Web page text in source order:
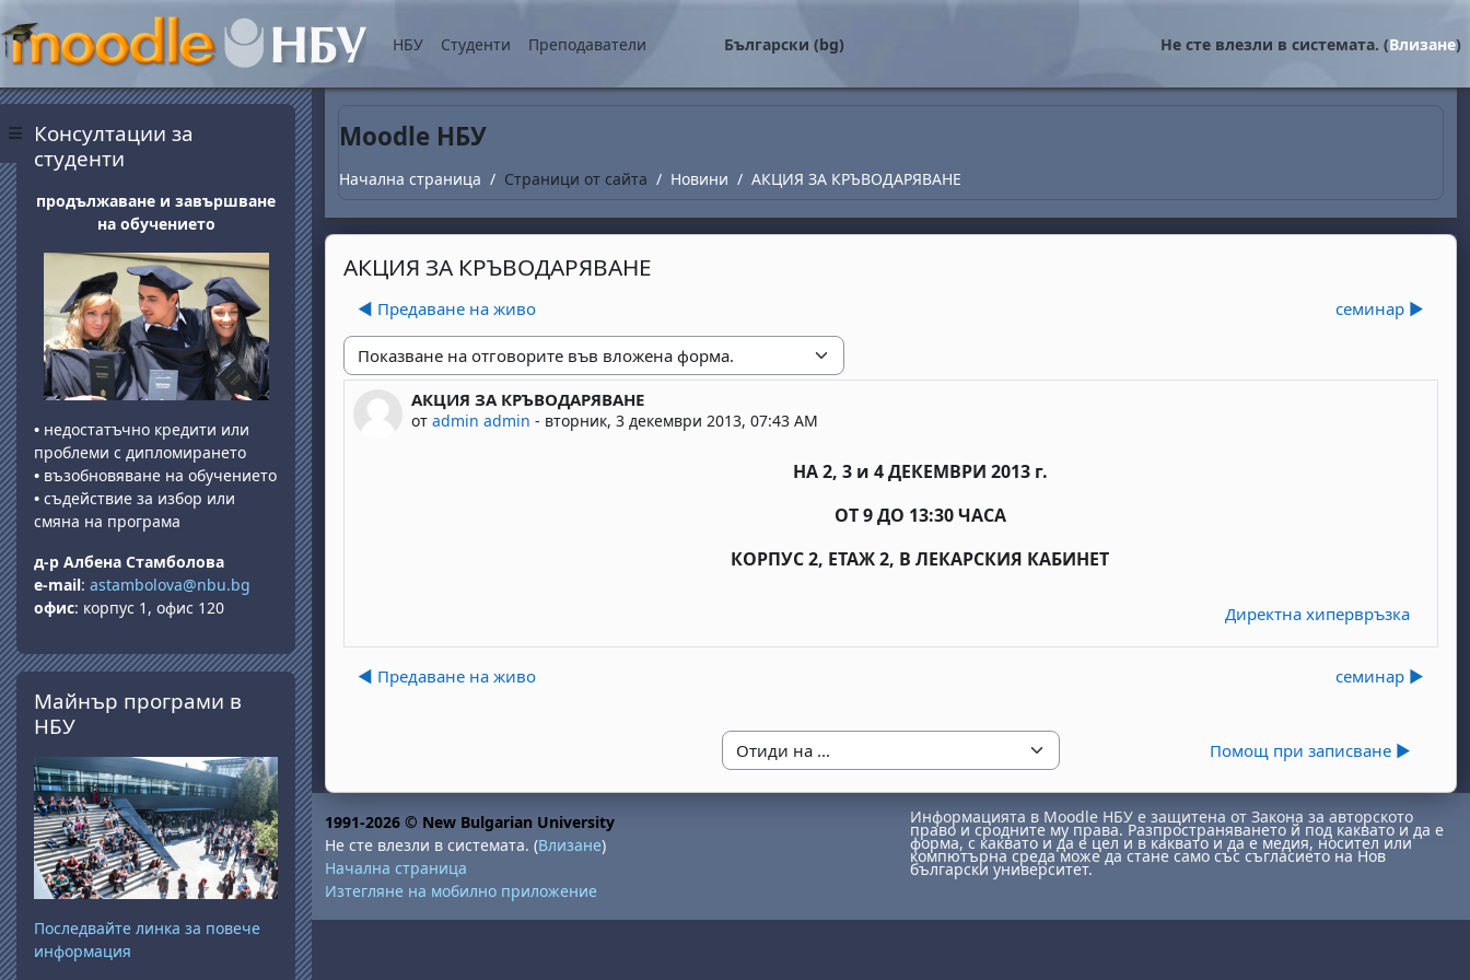
Прескочи на основното съдържание
Страничен панел
НБУ Студенти Преподаватели Български ‎(bg)‎ Не сте влезли в системата. (Влизане)
Moodle НБУ
Начална страница Страници от сайта Новини АКЦИЯ ЗА КРЪВОДАРЯВАНЕ
АКЦИЯ ЗА КРЪВОДАРЯВАНЕ
◀︎ Предаване на живо семинар ▶︎
Начин на показване
АКЦИЯ ЗА КРЪВОДАРЯВАНЕ
от admin admin - вторник, 3 декември 2013, 07:43 AM
Number of replies: 0
НА 2, 3 и 4 ДЕКЕМВРИ 2013 г.
ОТ 9 ДО 13:30 ЧАСА
КОРПУС 2, ЕТАЖ 2, В ЛЕКАРСКИЯ КАБИНЕТ
Директна хипервръзка
◀︎ Предаване на живо семинар ▶︎
Отиди на ... Помощ при записване ▶︎
Блокове
Консултации за
студенти
продължаване и завършване
на обучението
• недостатъчно кредити или
проблеми с дипломирането
• възобновяване на обучението
• съдействие за избор или
смяна на програма
д-р Албена Стамболова
e-mail: astambolova@nbu.bg
офис: корпус 1, офис 120
Прескочи Майнър програми в НБУ
Майнър програми в
НБУ
Последвайте линка за повече
информация
Информацията в Moodle НБУ е защитена от Закона за авторското
право и сродните му права. Разпространяването й под каквато и да е
форма, с каквато и да е цел и в каквато и да е медия, носител или
компютърна среда може да стане само със съгласието на Нов
български университет.
1991-2026 © New Bulgarian University
Не сте влезли в системата. (Влизане)
Начална страница
Изтегляне на мобилно приложение